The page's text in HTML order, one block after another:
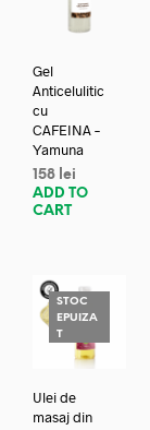
Gel
Anticelulitic
cu
CAFEINA –
Yamuna
158 lei
ADD TO
CART
STOC
EPUIZA
T
Ulei de
masaj din